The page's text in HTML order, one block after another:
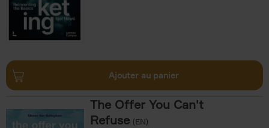
Ajouter au panier
The Offer You Can't
Refuse (EN)